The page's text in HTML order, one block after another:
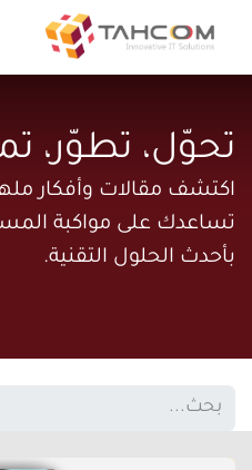
تحوّل، تطوّر،
اكتشف مقالات وأفكار
تساعدك على مواكبة
بأحدث الحلول التقنية.